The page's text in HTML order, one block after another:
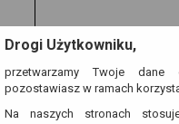
Drogi Użytkowniku,
przetwarzamy Twoje
pozostawiasz w ramach
Na naszych stronach